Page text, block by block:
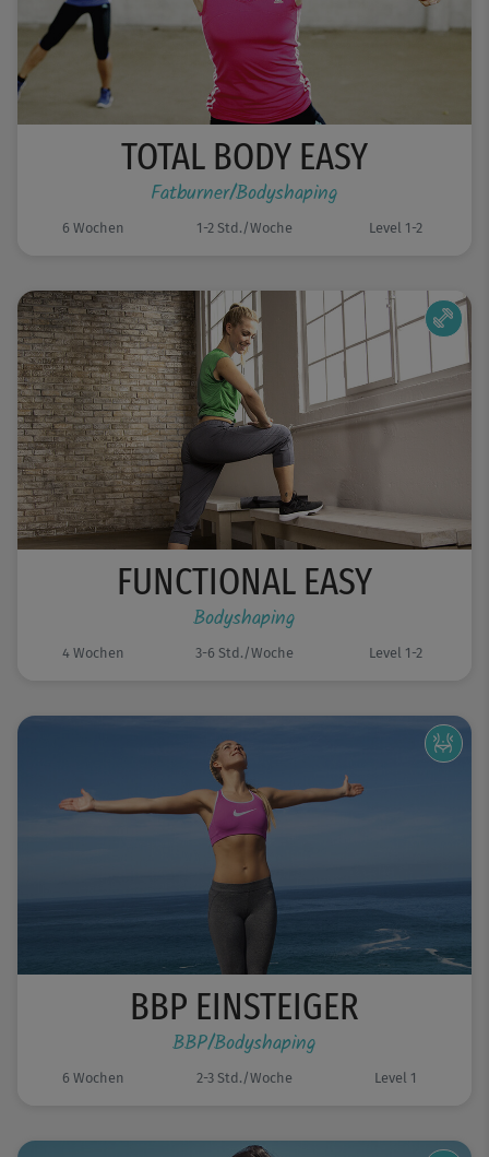
TOTAL BODY EASY
Fatburner/Bodyshaping
6 Wochen 1-2 Std./Woche Level 1-2
FUNCTIONAL EASY
Bodyshaping
4 Wochen 3-6 Std./Woche Level 1-2
BBP EINSTEIGER
BBP/Bodyshaping
6 Wochen 2-3 Std./Woche Level 1